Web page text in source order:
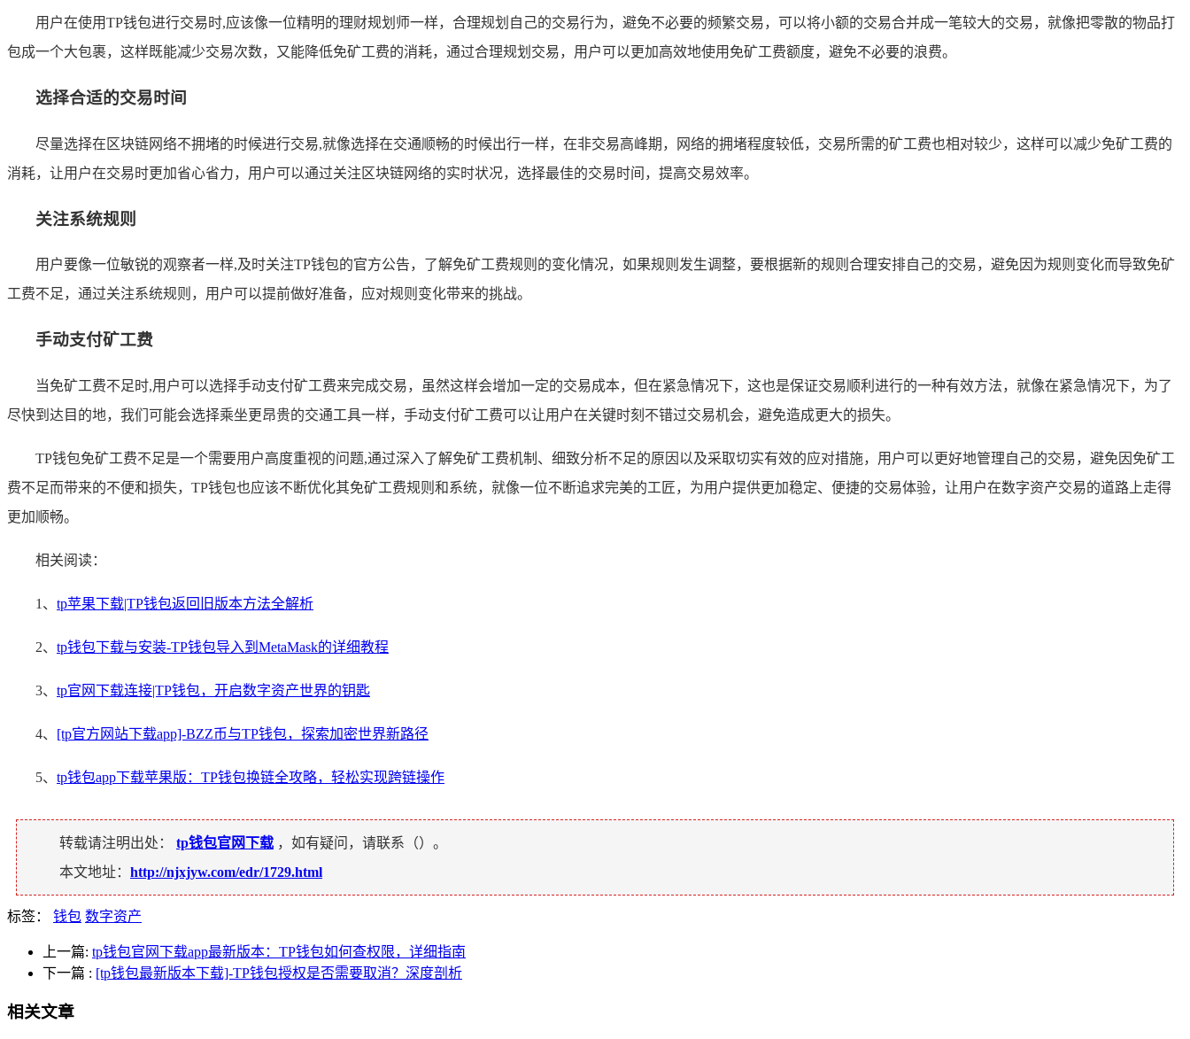
用户在使用TP钱包进行交易时,应该像一位精明的理财规划师一样，合理规划自己的交易行为，避免不必要的频繁交易，可以将小额的交易合并成一笔较大的交易，就像把零散的物品打
包成一个大包裹，这样既能减少交易次数，又能降低免矿工费的消耗，通过合理规划交易，用户可以更加高效地使用免矿工费额度，避免不必要的浪费。
选择合适的交易时间
尽量选择在区块链网络不拥堵的时候进行交易,就像选择在交通顺畅的时候出行一样，在非交易高峰期，网络的拥堵程度较低，交易所需的矿工费也相对较少，这样可以减少免矿工费的
消耗，让用户在交易时更加省心省力，用户可以通过关注区块链网络的实时状况，选择最佳的交易时间，提高交易效率。
关注系统规则
用户要像一位敏锐的观察者一样,及时关注TP钱包的官方公告，了解免矿工费规则的变化情况，如果规则发生调整，要根据新的规则合理安排自己的交易，避免因为规则变化而导致免矿
工费不足，通过关注系统规则，用户可以提前做好准备，应对规则变化带来的挑战。
手动支付矿工费
当免矿工费不足时,用户可以选择手动支付矿工费来完成交易，虽然这样会增加一定的交易成本，但在紧急情况下，这也是保证交易顺利进行的一种有效方法，就像在紧急情况下，为了
尽快到达目的地，我们可能会选择乘坐更昂贵的交通工具一样，手动支付矿工费可以让用户在关键时刻不错过交易机会，避免造成更大的损失。
TP钱包免矿工费不足是一个需要用户高度重视的问题,通过深入了解免矿工费机制、细致分析不足的原因以及采取切实有效的应对措施，用户可以更好地管理自己的交易，避免因免矿工
费不足而带来的不便和损失，TP钱包也应该不断优化其免矿工费规则和系统，就像一位不断追求完美的工匠，为用户提供更加稳定、便捷的交易体验，让用户在数字资产交易的道路上走得
更加顺畅。
相关阅读：
1、 tp苹果下载|TP钱包返回旧版本方法全解析
2、 tp钱包下载与安装-TP钱包导入到MetaMask的详细教程
3、 tp官网下载连接|TP钱包，开启数字资产世界的钥匙
4、 [tp官方网站下载app]-BZZ币与TP钱包，探索加密世界新路径
5、 tp钱包app下载苹果版：TP钱包换链全攻略，轻松实现跨链操作
转载请注明出处： tp钱包官网下载 ，如有疑问，请联系（）。
本文地址： http://njxjyw.com/edr/1729.html
标签： 钱包 数字资产
上一篇: tp钱包官网下载app最新版本：TP钱包如何查权限，详细指南
下一篇 : [tp钱包最新版本下载]-TP钱包授权是否需要取消？深度剖析
相关文章